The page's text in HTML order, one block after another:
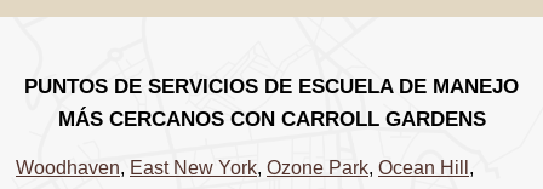
PUNTOS DE SERVICIOS DE ESCUELA DE MANEJO
MÁS CERCANOS CON CARROLL GARDENS
Woodhaven, East New York, Ozone Park, Ocean Hill ,